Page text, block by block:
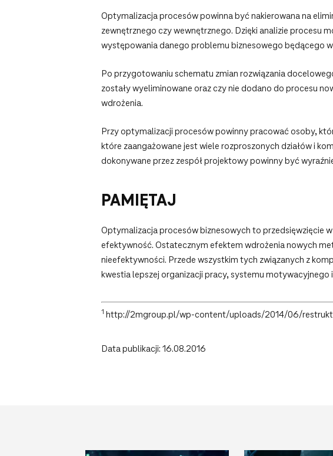
Optymalizacja procesów powinna być nakierowana na
zewnętrznego czy wewnętrznego. Dzięki analizie procesu
występowania danego problemu biznesowego będącego
Po przygotowaniu schematu zmian rozwiązania
zostały wyeliminowane oraz czy nie dodano do procesu
wdrożenia.
Przy optymalizacji procesów powinny pracować osoby,
które zaangażowane jest wiele rozproszonych działów i
dokonywane przez zespół projektowy powinny być
PAMIĘTAJ
Optymalizacja procesów biznesowych to przedsięwzięcie
efektywność. Ostatecznym efektem wdrożenia nowych
nieefektywności. Przede wszystkim tych związanych z
kwestia lepszej organizacji pracy, systemu
1 http://2mgroup.pl/wp-content/uploads/2014/06/
Data publikacji: 16.08.2016